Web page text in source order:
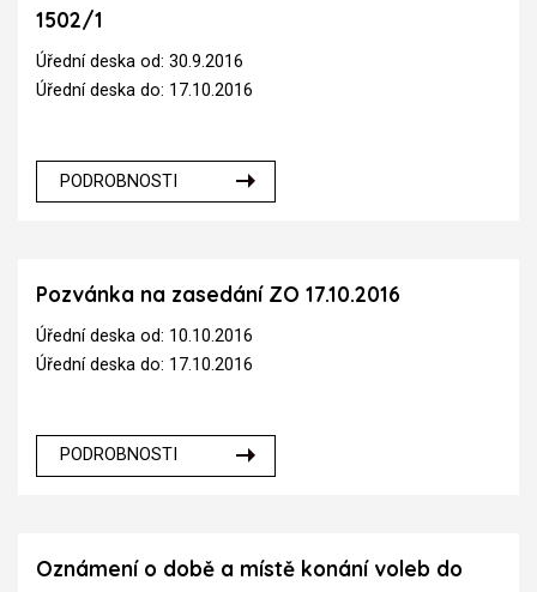
1502/1
Úřední deska od: 30.9.2016
Úřední deska do: 17.10.2016
PODROBNOSTI
Pozvánka na zasedání ZO 17.10.2016
Úřední deska od: 10.10.2016
Úřední deska do: 17.10.2016
PODROBNOSTI
Oznámení o době a místě konání voleb do